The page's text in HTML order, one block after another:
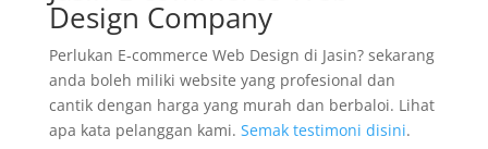
Design Company
Perlukan E-commerce Web Design di Jasin? sekarang
anda boleh miliki website yang profesional dan
cantik dengan harga yang murah dan berbaloi. Lihat
apa kata pelanggan kami. Semak testimoni disini.